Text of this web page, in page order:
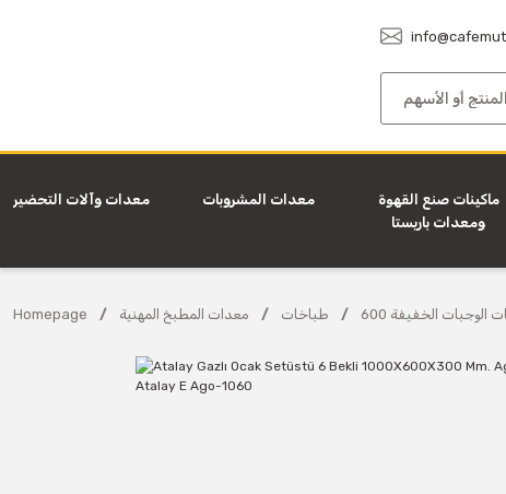
معدات وآلات التحضير معدات المشروبات
ماكينات صنع القهوة
ومعدات باريستا
Homepage معدات المطبخ المهنية طباخات الوجبات الخفيفة